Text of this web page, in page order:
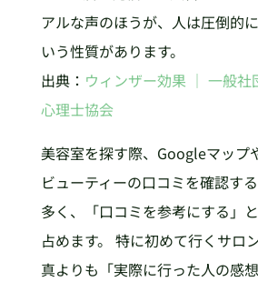
アルな声のほうが、人は圧倒的
いう性質があります。
出典： ウィンザー効果 ｜ 一般社
心理士協会
美容室を探す際、Googleマップ
ビューティーの口コミを確認す
多く、「口コミを参考にする」
占めます。 特に初めて行くサロ
真よりも「実際に行った人の感